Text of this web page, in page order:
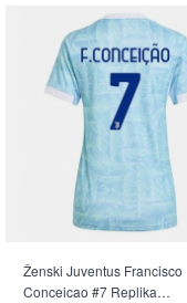
Ženski Juventus Francisco
Conceicao #7 Replika